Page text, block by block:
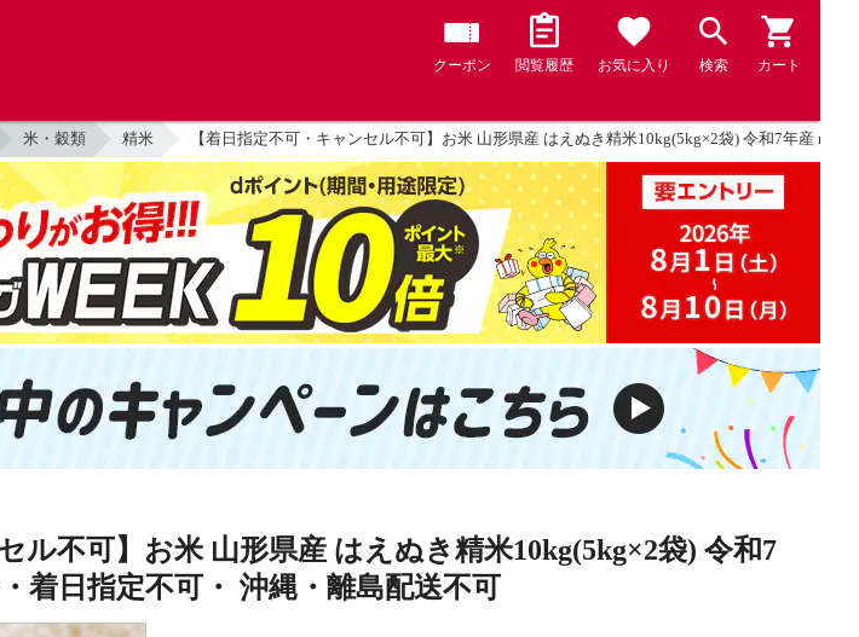
クーポン 閲覧履歴 お気に入り 検索 カート
米・穀類 精米 【着日指定不可・キャンセル不可】お米 山形県産 はえぬき精米10kg(5kg×2袋) 令和7年産
ル不可】お米 山形県産 はえぬき精米10kg(5kg×2袋) 令和7
着日指定不可・ 沖縄・離島配送不可